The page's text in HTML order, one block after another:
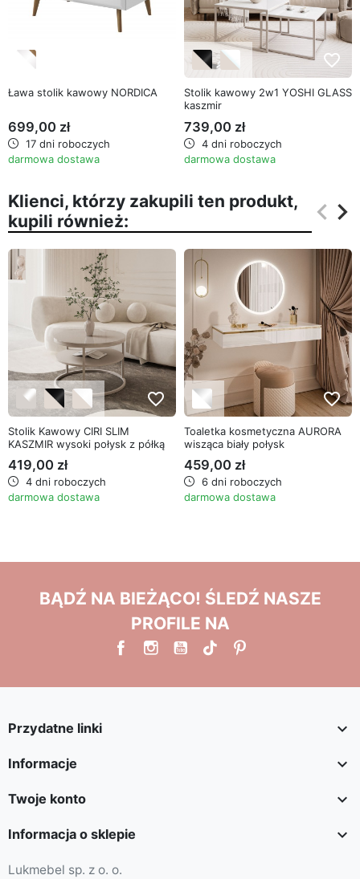
Ława stolik kawowy NORDICA
699,00 zł
17 dni roboczych
darmowa dostawa
favorite_border
Stolik kawowy 2w1 YOSHI GLASS
kaszmir
739,00 zł
4 dni roboczych
darmowa dostawa
Klienci, którzy zakupili ten produkt,
kupili również:
keyboard_arrow_left
keyboard_arrow_right
favorite_border
Stolik Kawowy CIRI SLIM
KASZMIR wysoki połysk z półką
419,00 zł
4 dni roboczych
darmowa dostawa
favorite_border
Toaletka kosmetyczna AURORA
wisząca biały połysk
459,00 zł
6 dni roboczych
darmowa dostawa
BĄDŹ NA BIEŻĄCO! ŚLEDŹ NASZE
PROFILE NA
Przydatne linki 
Informacje 
Twoje konto 
Informacja o sklepie 
Lukmebel sp. z o. o.